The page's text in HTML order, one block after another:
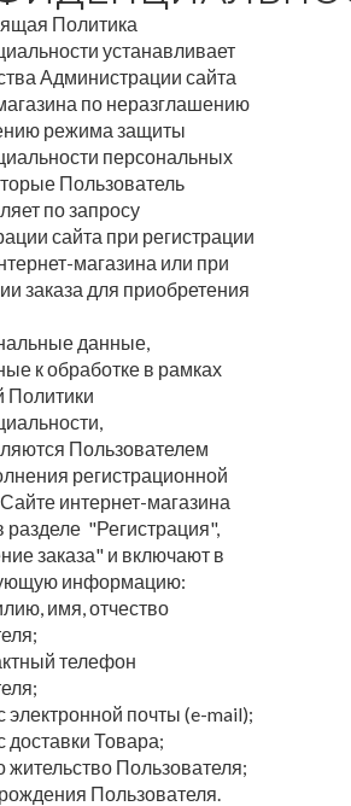
Политика
устанавливает
Администрации сайта
по неразглашению
режима защиты
персональных
Пользователь
по запросу
сайта при регистрации
магазина или при
заказа для приобретения
данные,
к обработке в рамках
Политики
Пользователем
регистрационной
интернет-магазина
разделе "Регистрация",
заказа" и включают в
информацию:
имя, отчество
телефон
электронной почты (e-mail);
доставки Товара;
жительство Пользователя;
Пользователя.